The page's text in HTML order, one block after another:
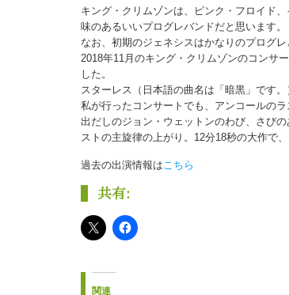
キング・クリムゾンは、ピンク・フロイド
味のあるいいプログレバンドだと思います。
なお、初期のジェネシスはかなりのプログ
2018年11月のキング・クリムゾンのコンサ
した。
スターレス（日本語の曲名は「暗黒」です
私が行ったコンサートでも、アンコールの
出だしのジョン・ウェットンのわび、さび
ストの主旋律の上がり。12分18秒の大作で
過去の出演情報は こちら
共有:
関連